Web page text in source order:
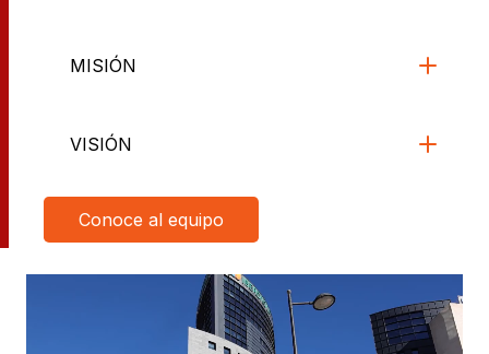
MISIÓN
VISIÓN
Conoce al equipo